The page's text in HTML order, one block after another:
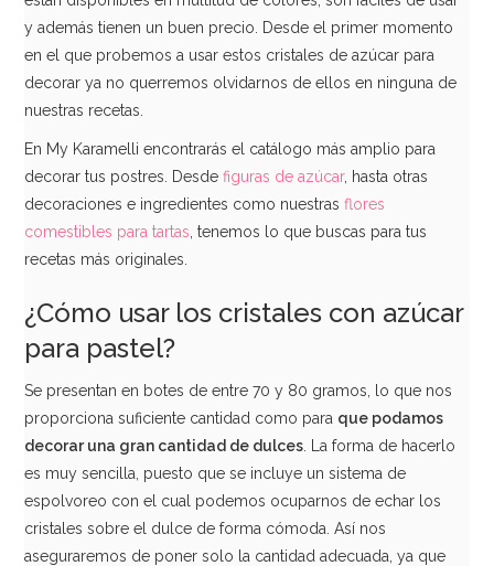
y además tienen un buen precio. Desde el primer momento
en el que probemos a usar estos cristales de azúcar para
decorar ya no querremos olvidarnos de ellos en ninguna de
nuestras recetas.
En My Karamelli encontrarás el catálogo más amplio para
decorar tus postres. Desdefiguras de azúcar, hasta otras
decoraciones e ingredientes como nuestrasflores
comestibles para tartas , tenemos lo que buscas para tus
recetas más originales.
¿Cómo usar los cristales con azúcar
para pastel?
Se presentan en botes de entre 70 y 80 gramos, lo que nos
proporciona suficiente cantidad como para que podamos
decorar una gran cantidad de dulces . La forma de hacerlo
es muy sencilla, puesto que se incluye un sistema de
espolvoreo con el cual podemos ocuparnos de echar los
cristales sobre el dulce de forma cómoda. Así nos
aseguraremos de poner solo la cantidad adecuada, ya que